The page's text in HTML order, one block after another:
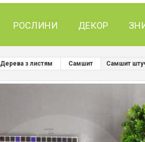
РОСЛИНИ ДЕКОР
Дерева з листям Самшит Самшит